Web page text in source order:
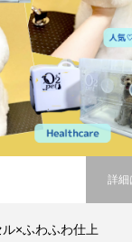
詳細
×ふわふわ仕上